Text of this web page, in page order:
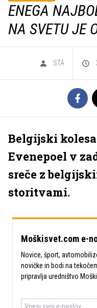
ENEGA
NA SVETU JE
STA
Belgijski
Evenepoel v
sreče z
storitvami.
Moškisvet.com e-
Novice, šport,
novičke in bodi na
pripravlja uredništvo